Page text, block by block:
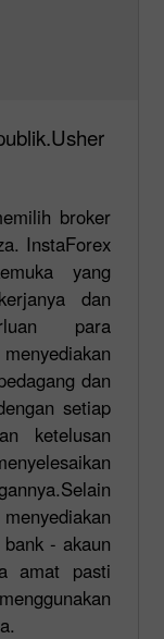
broker
InstaForex
yang
dan
para
dan
setiap
ketelusan
- akaun
amat pasti